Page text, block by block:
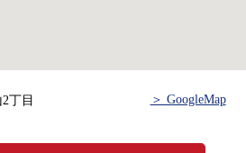
丁目 ＞ GoogleMap